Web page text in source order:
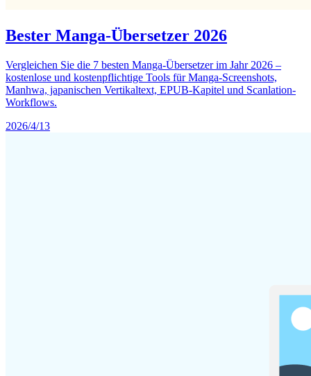
Bester Manga-Übersetzer 2026
Vergleichen Sie die 7 besten Manga-Übersetzer im Jahr 2026 –
kostenlose und kostenpflichtige Tools für Manga-Screenshots,
Manhwa, japanischen Vertikaltext, EPUB-Kapitel und Scanlation-
Workflows.
2026/4/13